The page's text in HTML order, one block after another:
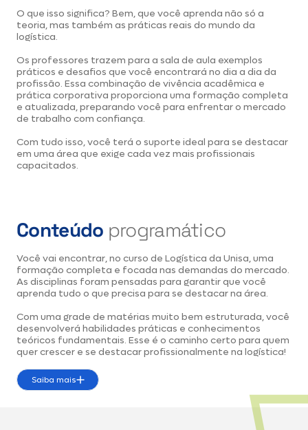
O que isso significa? Bem, que você aprenda não só a
teoria, mas também as práticas reais do mundo da
logística.
Os professores trazem para a sala de aula exemplos
práticos e desafios que você encontrará no dia a dia da
profissão. Essa combinação de vivência acadêmica e
prática corporativa proporciona uma formação completa
e atualizada, preparando você para enfrentar o mercado
de trabalho com confiança.
Com tudo isso, você terá o suporte ideal para se destacar
em uma área que exige cada vez mais profissionais
capacitados.
Conteúdo programático
Você vai encontrar, no curso de Logística da Unisa, uma
formação completa e focada nas demandas do mercado.
As disciplinas foram pensadas para garantir que você
aprenda tudo o que precisa para se destacar na área.
Com uma grade de matérias muito bem estruturada, você
desenvolverá habilidades práticas e conhecimentos
teóricos fundamentais. Esse é o caminho certo para quem
quer crescer e se destacar profissionalmente na logística!
Saiba mais